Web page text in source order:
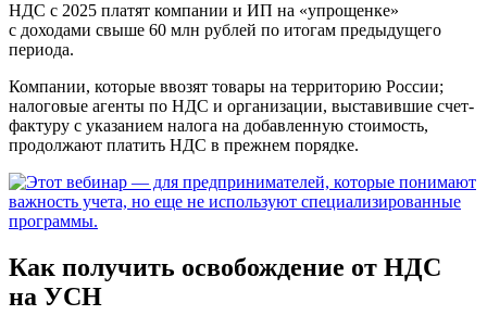
НДС с 2025 платят компании и ИП на «упрощенке»
с доходами свыше 60 млн рублей по итогам предыдущего
периода.
Компании, которые ввозят товары на территорию России;
налоговые агенты по НДС и организации, выставившие счет-
фактуру с указанием налога на добавленную стоимость,
продолжают платить НДС в прежнем порядке.
Как получить освобождение от НДС
на УСН